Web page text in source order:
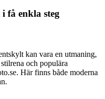
få enkla steg
kan vara en utmaning,
och populära
Här finns både moderna